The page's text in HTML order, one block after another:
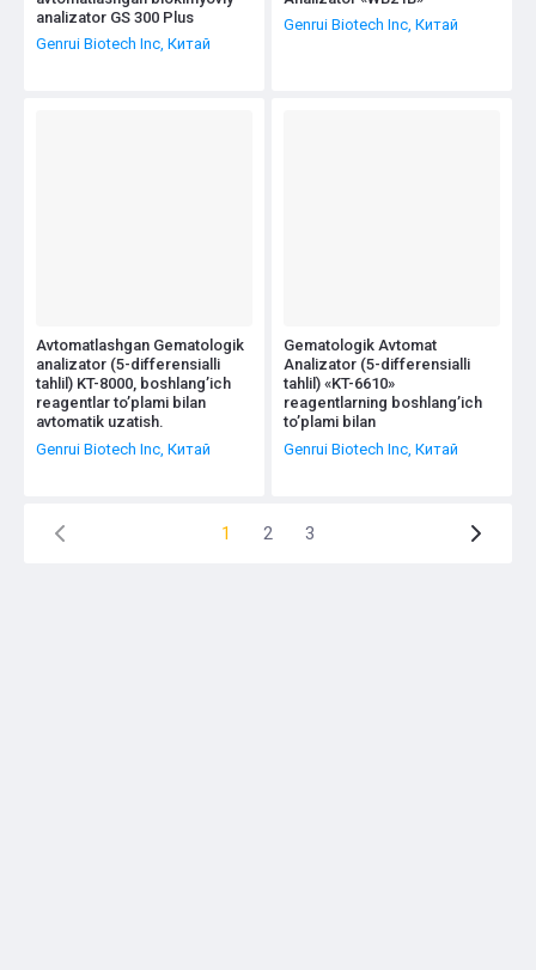
analizator GS 300 Plus
Genrui Biotech Inc, Китай
Genrui Biotech Inc, Китай
Avtomatlashgan Gematologik
analizator (5-differensialli
tahlil) KT-8000, boshlang’ich
reagentlar to’plami bilan
avtomatik uzatish.
Genrui Biotech Inc, Китай
Gematologik Avtomat
Analizator (5-differensialli
tahlil) «KT-6610»
reagentlarning boshlang’ich
to’plami bilan
Genrui Biotech Inc, Китай
1 2 3